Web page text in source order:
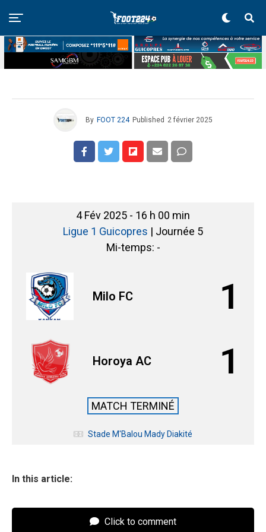
By FOOT 224 Published 2 février 2025
4 Fév 2025 - 16 h 00 min
Ligue 1 Guicopres | Journée 5
Mi-temps: -
Milo FC 1
Horoya AC 1
MATCH TERMINÉ
Stade M'Balou Mady Diakité
In this article:
Click to comment